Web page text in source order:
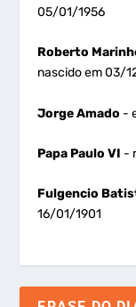
05/01/1956
Roberto
nascido em 03/
Jorge Amado -
Papa Paulo VI -
Fulgencio
16/01/1901